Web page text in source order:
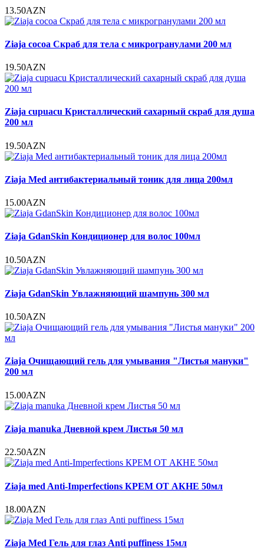
13.50AZN
Ziaja cocoa Скраб для тела с микрогранулами 200 мл
19.50AZN
Ziaja cupuacu Кристаллический сахарный скраб для душа
200 мл
19.50AZN
Ziaja Med антибактериальный тоник для лица 200мл
15.00AZN
Ziaja GdanSkin Кондиционер для волос 100мл
10.50AZN
Ziaja GdanSkin Увлажняющий шампунь 300 мл
10.50AZN
Ziaja Очищающий гель для умывания "Листья мануки"
200 мл
15.00AZN
Ziaja manuka Дневной крем Листья 50 мл
22.50AZN
Ziaja med Anti-Imperfections КРЕМ ОТ АКНЕ 50мл
18.00AZN
Ziaja Med Гель для глаз Anti puffiness 15мл